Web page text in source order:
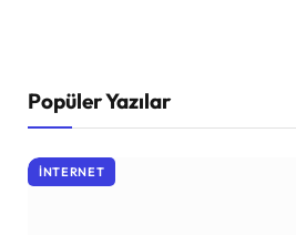
Popüler Yazılar
İNTERNET